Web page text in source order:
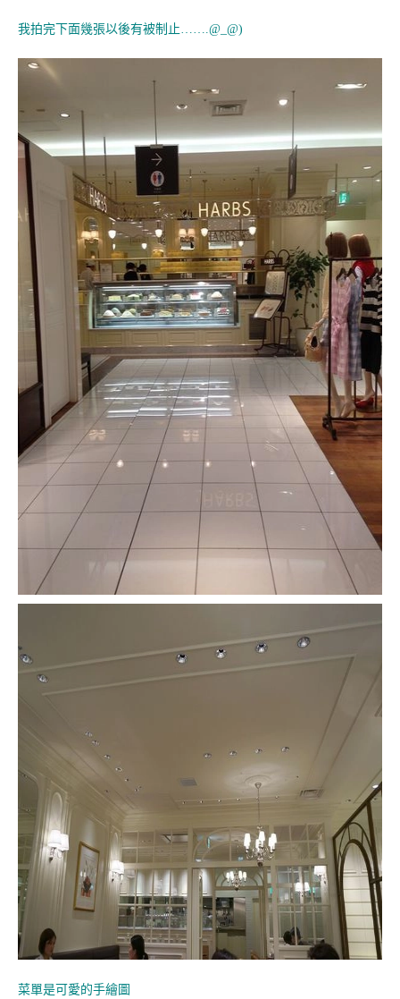
我拍完下面幾張以後有被制止…….@_@)
菜單是可愛的手繪圖